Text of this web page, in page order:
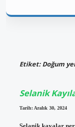
Etiket:Doğum
Selanik
Tarih: Aralık 30, 2024